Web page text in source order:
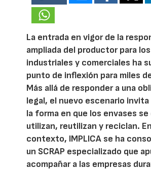
La entrada en vigor de la
ampliada del productor para
industriales y comerciales ha
punto de inflexión para miles
Más allá de responder a una
legal, el nuevo escenario
la forma en que los envases se
utilizan, reutilizan y reciclan.
contexto, IMPLICA se ha
un SCRAP especializado que
acompañar a las empresas